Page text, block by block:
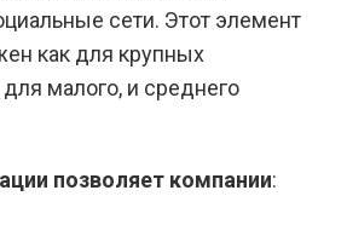
сети. Этот элемент
как для крупных
для малого, и среднего
позволяет компании: